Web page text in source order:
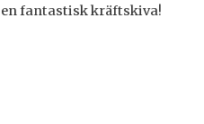
fantastisk kräftskiva!